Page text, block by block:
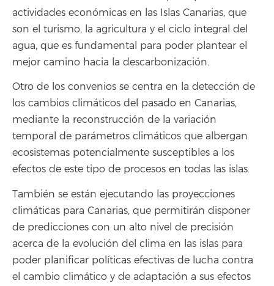
actividades económicas en las Islas Canarias, que
son el turismo, la agricultura y el ciclo integral del
agua, que es fundamental para poder plantear el
mejor camino hacia la descarbonización.
Otro de los convenios se centra en la detección de
los cambios climáticos del pasado en Canarias,
mediante la reconstrucción de la variación
temporal de parámetros climáticos que albergan
ecosistemas potencialmente susceptibles a los
efectos de este tipo de procesos en todas las islas.
También se están ejecutando las proyecciones
climáticas para Canarias, que permitirán disponer
de predicciones con un alto nivel de precisión
acerca de la evolución del clima en las islas para
poder planificar políticas efectivas de lucha contra
el cambio climático y de adaptación a sus efectos